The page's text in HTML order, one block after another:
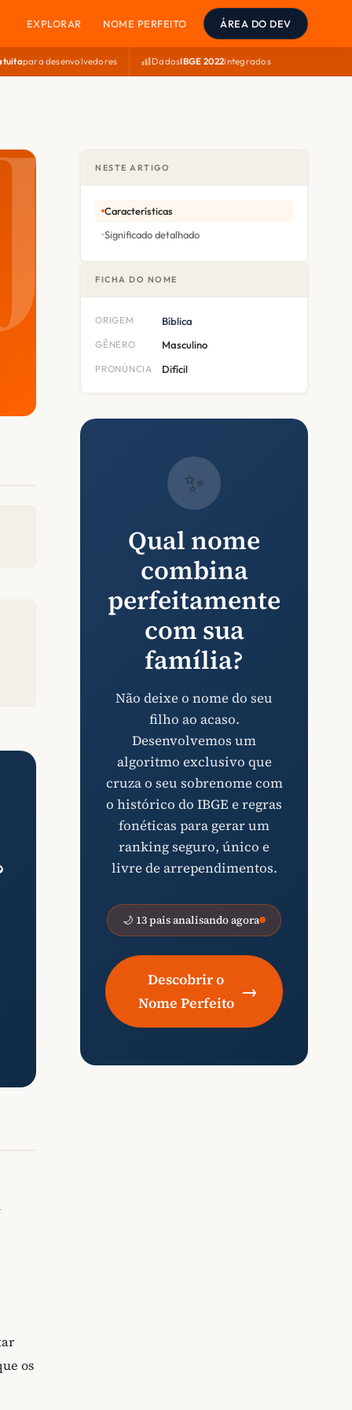
EXPLORAR NOME PERFEITO ÁREA DO DEV
para desenvolvedores DadosIBGE 2022integrados
os
NESTE ARTIGO
Características
Significado detalhado
FICHA DO NOME
ORIGEM Bíblica
GÊNERO Masculino
PRONÚNCIA Difícil
✨
Qual nome
combina
perfeitamente
com sua
família?
Não deixe o nome do seu
filho ao acaso.
Desenvolvemos um
algoritmo exclusivo que
cruza o seu sobrenome com
o histórico do IBGE e regras
fonéticas para gerar um
ranking seguro, único e
livre de arrependimentos.
🌙 13 pais analisando agora
Descobrir o
Nome Perfeito
→